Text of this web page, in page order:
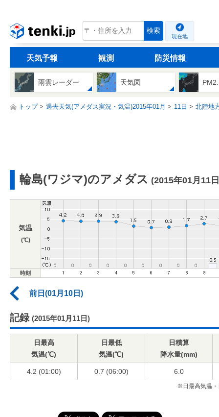
tenki.jp 検索
現在地
天気予報 観測 防災情報
雨雲レーダー 天気図
トップ 過去天気(アメダス実況・気温)2015年01月 11日 北陸地
輪島(ワジマ)のアメダス (2015年01月11
気温
(℃)
時刻
前日(01月10日)
記録 (2015年01月11日)
日最高
気温(℃)
日最低
気温(℃)
日積算
降水量(mm)
4.2 (01:00) 0.7 (06:00) 6.0
※日最高気温・